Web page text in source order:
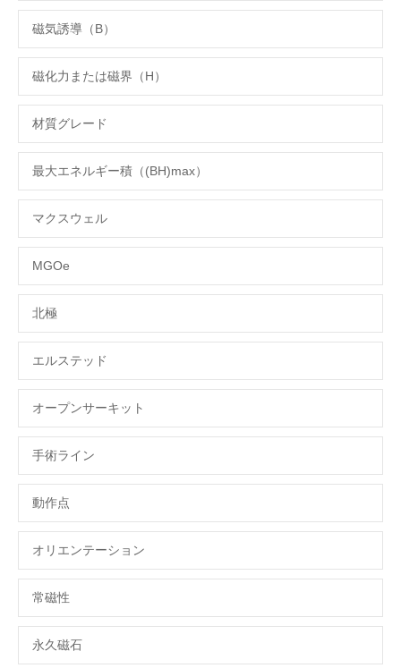
磁気誘導（B）
磁化力または磁界（H）
材質グレード
最大エネルギー積（(BH)max）
マクスウェル
MGOe
北極
エルステッド
オープンサーキット
手術ライン
動作点
オリエンテーション
常磁性
永久磁石